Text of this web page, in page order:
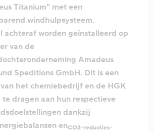
Titanium" met een
windhulpsysteem.
achteraf worden geïnstalleerd op
van de
Amadeus
Speditions GmbH. Dit is een
het chemiebedrijf en de HGK
dragen aan hun respectieve
dankzij
enCO2-reducties.